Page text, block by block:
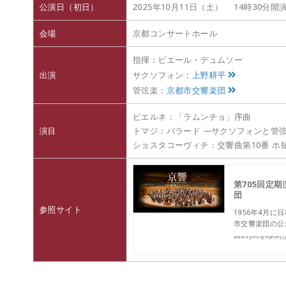
公演日（初日） 2025年10月11日（土） 14時30分開
会場 京都コンサートホール
出演
指揮：ピエール・デュムソー
サクソフォン：
上野耕平
管弦楽： 京都市交響楽団
演目
ピエルネ：「ラムンチョ」序曲
トマジ：バラード ―サクソフォンと管
ショスタコーヴィチ：交響曲第10番
参照サイト
第705回定期
団
1956年4月に
市交響楽団の公
www.kyoto-